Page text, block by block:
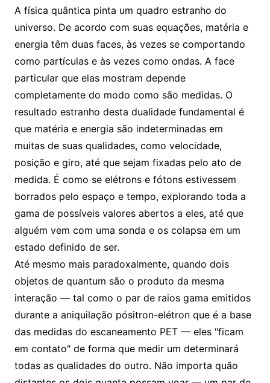
A física quântica pinta um quadro estranho do
universo. De acordo com suas equações, matéria e
energia têm duas faces, às vezes se comportando
como partículas e às vezes como ondas. A face
particular que elas mostram depende
completamente do modo como são medidas. O
resultado estranho desta dualidade fundamental é
que matéria e energia são indeterminadas em
muitas de suas qualidades, como velocidade,
posição e giro, até que sejam fixadas pelo ato de
medida. É como se elétrons e fótons estivessem
borrados pelo espaço e tempo, explorando toda a
gama de possíveis valores abertos a eles, até que
alguém vem com uma sonda e os colapsa em um
estado definido de ser.
Até mesmo mais paradoxalmente, quando dois
objetos de quantum são o produto da mesma
interação — tal como o par de raios gama emitidos
durante a aniquilação pósitron-elétron que é a base
das medidas do escaneamento PET — eles "ficam
em contato" de forma que medir um determinará
todas as qualidades do outro. Não importa quão